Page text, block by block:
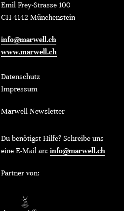
Emil Frey-Strasse 100
CH-4142 Münchenstein
info@marwell.ch
www.marwell.ch
Datenschutz
Impressum
Marwell Newsletter
Du benötigst Hilfe? Schreibe uns
eine E-Mail an: info@marwell.ch
Partner von: